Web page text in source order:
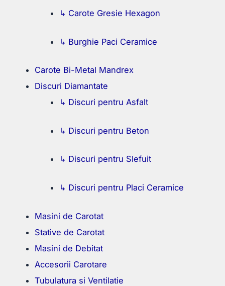
↳ Carote Gresie Hexagon
↳ Burghie Paci Ceramice
Carote Bi-Metal Mandrex
Discuri Diamantate
↳ Discuri pentru Asfalt
↳ Discuri pentru Beton
↳ Discuri pentru Slefuit
↳ Discuri pentru Placi Ceramice
Masini de Carotat
Stative de Carotat
Masini de Debitat
Accesorii Carotare
Tubulatura si Ventilatie